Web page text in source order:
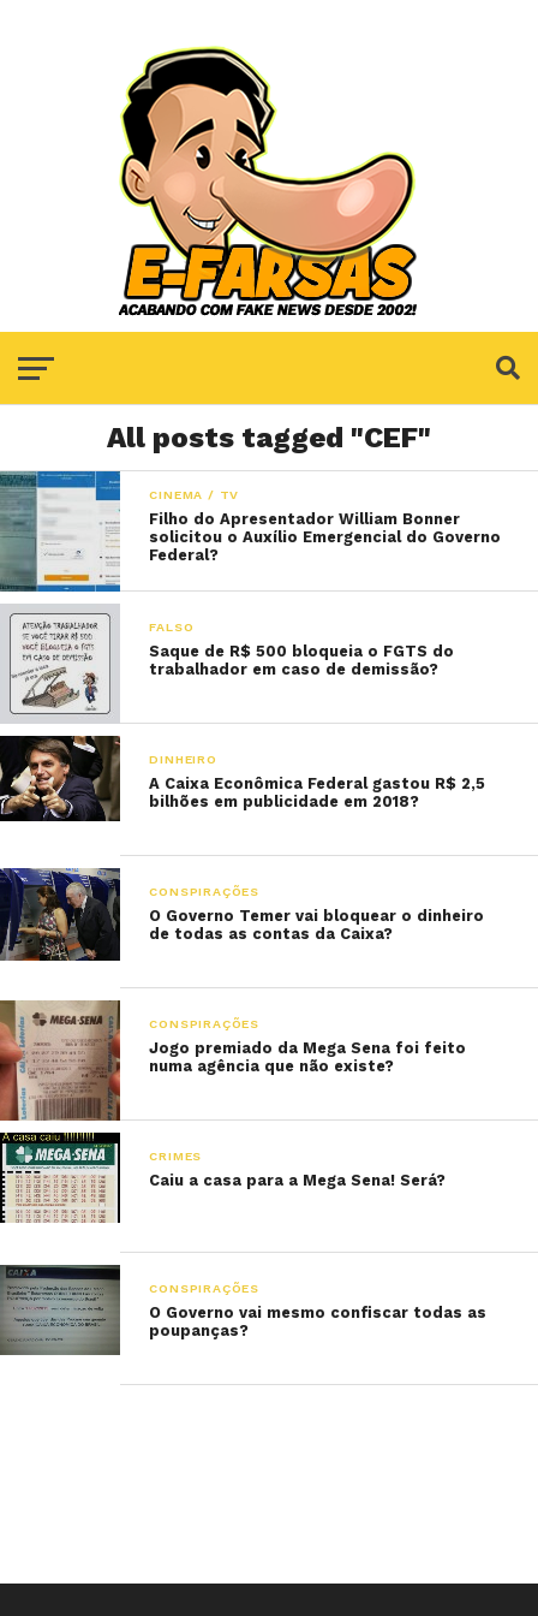
All posts tagged "CEF"
CINEMA / TV
Filho do Apresentador William Bonner
solicitou o Auxílio Emergencial do Governo
Federal?
FALSO
Saque de R$ 500 bloqueia o FGTS do
trabalhador em caso de demissão?
DINHEIRO
A Caixa Econômica Federal gastou R$ 2,5
bilhões em publicidade em 2018?
CONSPIRAÇÕES
O Governo Temer vai bloquear o dinheiro
de todas as contas da Caixa?
CONSPIRAÇÕES
Jogo premiado da Mega Sena foi feito
numa agência que não existe?
CRIMES
Caiu a casa para a Mega Sena! Será?
CONSPIRAÇÕES
O Governo vai mesmo confiscar todas as
poupanças?